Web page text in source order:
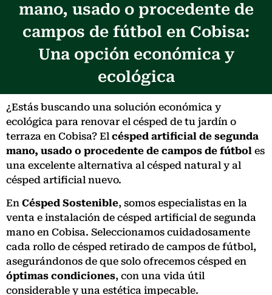
mano, usado o procedente de
campos de fútbol en Cobisa:
Una opción económica y
ecológica
¿Estás buscando una solución económica y
ecológica para renovar el césped de tu jardín o
terraza en Cobisa? El césped artificial de segunda
mano, usado o procedente de campos de fútbol es
una excelente alternativa al césped natural y al
césped artificial nuevo.
En Césped Sostenible, somos especialistas en la
venta e instalación de césped artificial de segunda
mano en Cobisa. Seleccionamos cuidadosamente
cada rollo de césped retirado de campos de fútbol,
asegurándonos de que solo ofrecemos césped en
óptimas condiciones, con una vida útil
considerable y una estética impecable.